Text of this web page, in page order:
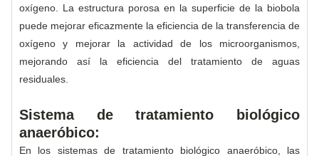
oxígeno. La estructura porosa en la superficie de la biobola
puede mejorar eficazmente la eficiencia de la transferencia de
oxígeno y mejorar la actividad de los microorganismos,
mejorando así la eficiencia del tratamiento de aguas
residuales.
Sistema de tratamiento biológico
anaeróbico:
En los sistemas de tratamiento biológico anaeróbico, las